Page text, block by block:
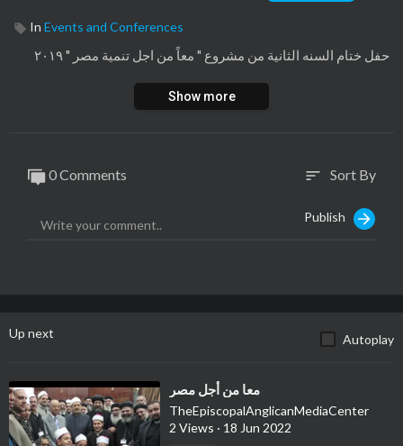
In Events and Conferences
حفل ختام السنه الثانية من مشروع " معاً من اجل تنمية مصر " ٢٠١٩
Show more
0 Comments sort Sort By
Publish
Up next Autoplay
⁣معا من أجل مصر
TheEpiscopalAnglicanMediaCenter
2 Views · 18 Jun 2022